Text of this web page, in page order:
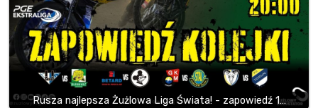
Rusza najlepsza Żużlowa Liga Świata! - zapowiedź 1…